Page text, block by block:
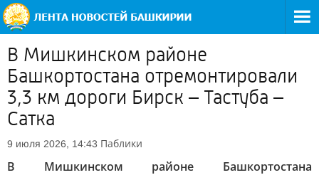
В Мишкинском районе
Башкортостана отремонтировали
3,3 км дороги Бирск – Тастуба –
Сатка
9 июля 2026, 14:43 Паблики
В Мишкинском районе Башкортостана